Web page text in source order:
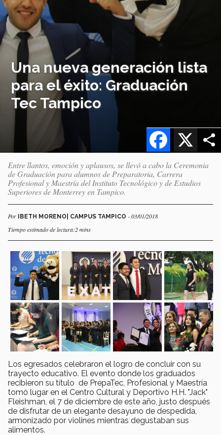
Una nueva generación lista
para el éxito: Graduación
Tec Tampico
X
Facebook
Entre llantos, emoción y aplausos, se llevó a cabo la Ceremonia
de Graduación para alumnos de Preparatoria, Carrera
Profesional y Maestría del Instituto Tecnológico y de Estudios
Superiores de Monterrey en Tampico.
Por IBETH MORENO| CAMPUS TAMPICO - 03/01/2018
Tiempo estimado de lectura:2 mins
Los egresados celebraron el logro de concluir con su
trayecto educativo. El evento donde los graduados
recibieron su título de PrepaTec, Profesional y Maestría
tomó lugar en el Centro Cultural y Deportivo H.H. "Jack"
Fleishman, el 7 de diciembre de este año, justo después
de disfrutar de un elegante desayuno de despedida,
armonizado por violines mientras degustaban sus
alimentos.